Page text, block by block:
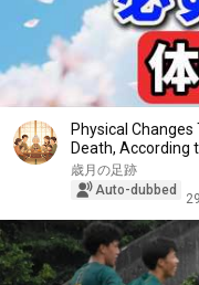
Physical
Death, According
歳月の足跡
Auto-dubbed